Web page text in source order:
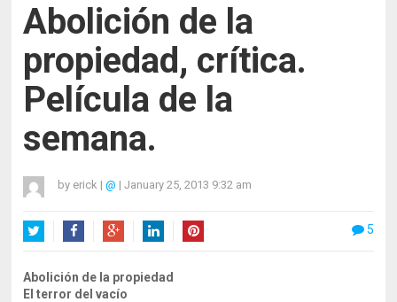
Abolición de la
propiedad, crítica.
Película de la
semana.
by erick | @ | January 25, 2013 9:32 am
5
Abolición de la propiedad
El terror del vacío